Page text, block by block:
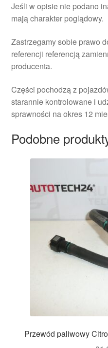
Jeśli w opisie nie podano
mają charakter poglądowy.
Zastrzegamy sobie prawo
referencji referencją
producenta.
Części pochodzą z
starannie kontrolowane i
sprawności na okres 12
Podobne
Przewód paliwowy